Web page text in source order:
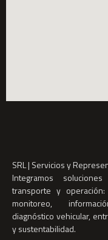
SRL | Servicios y
Integramos
transporte y
monitoreo,
diagnóstico vehicular,
y sustentabilidad.